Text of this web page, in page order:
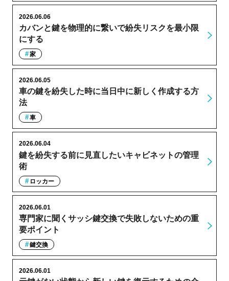
カバンと鍵を物理的に繋いで紛失リスクを最小限
にする
2026.06.06
家
車の鍵を紛失した時に当日中に新しく作成する方
法
2026.06.05
車
鍵を紛失する前に見直したいキャビネットの管理
術
2026.06.04
ロッカー
専門家に聞くサッシ鍵交換で失敗しないための重
要ポイント
2026.06.01
鍵交換
2026.06.01